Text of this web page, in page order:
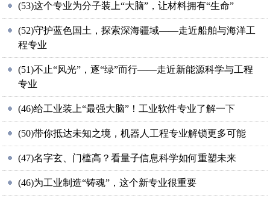
(53)这个专业为分子装上“大脑”，让材料拥有“生命”
(52)守护蓝色国土，探索深海疆域——走近船舶与海洋工
程专业
(51)不止“风光”，逐“绿”而行——走近新能源科学与工程
专业
(46)给工业装上“最强大脑”！工业软件专业了解一下
(50)带你抵达未知之境，机器人工程专业解锁更多可能
(47)名字玄、门槛高？看量子信息科学如何重塑未来
(46)为工业制造“铸魂”，这个新专业很重要